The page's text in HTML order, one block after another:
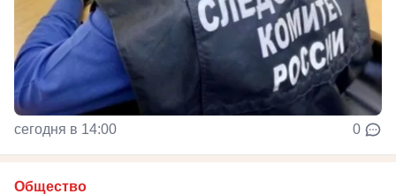
сегодня в 14:00 0
Общество